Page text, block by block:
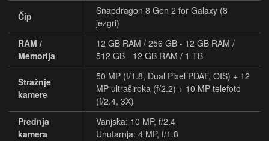
Čip
Snapdragon 8 Gen 2 for Galaxy (8
jezgri)
RAM /
Memorija
12 GB RAM / 256 GB - 12 GB RAM /
512 GB - 12 GB RAM / 1 TB
Stražnje
kamere
50 MP (f/1.8, Dual Pixel PDAF, OIS) + 12
MP ultraširoka (f/2.2) + 10 MP telefoto
(f/2.4, 3X)
Prednja
kamera
Vanjska: 10 MP, f/2.4
Unutarnja: 4 MP, f/1.8